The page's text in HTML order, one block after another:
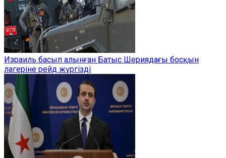
Израиль басып алынған Батыс Шериядағы босқын
лагеріне рейд жүргізді